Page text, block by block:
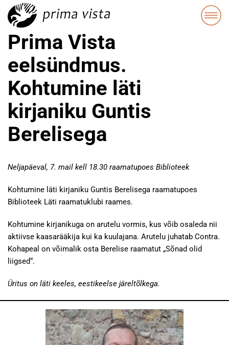
Prima Vista
eelsündmus.
Kohtumine läti
kirjaniku Guntis
Berelisega
Neljapäeval, 7. mail kell 18.30 raamatupoes Biblioteek
Kohtumine läti kirjaniku Guntis Berelisega raamatupoes
Biblioteek Läti raamatuklubi raames.
Kohtumine kirjanikuga on arutelu vormis, kus võib osaleda nii
aktiivse kaasarääkija kui ka kuulajana. Arutelu juhatab Contra.
Kohapeal on võimalik osta Berelise raamatut „Sõnad olid
liigsed“.
Üritus on läti keeles, eestikeelse järeltõlkega.